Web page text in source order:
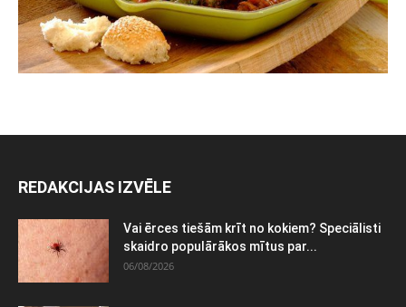
REDAKCIJAS IZVĒLE
Vai ērces tiešām krīt no kokiem? Speciālisti
skaidro populārākos mītus par...
06/08/2026